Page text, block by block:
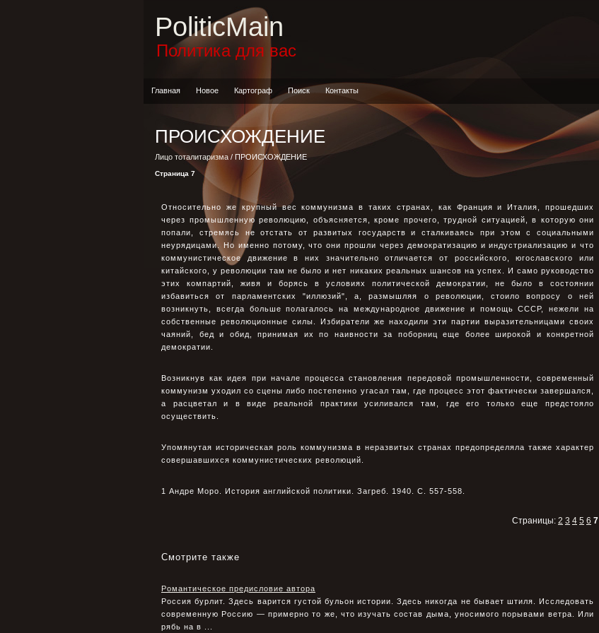
PoliticMain
Политика для вас
Главная Новое Картограф Поиск Контакты
ПРОИСХОЖДЕНИЕ
Лицо тоталитаризма / ПРОИСХОЖДЕНИЕ
Страница 7
Относительно же крупный вес коммунизма в таких странах, как Франция и Италия, прошедших
через промышленную революцию, объясняется, кроме прочего, трудной ситуацией, в которую они
попали, стремясь не отстать от развитых государств и сталкиваясь при этом с социальными
неурядицами. Но именно потому, что они прошли через демократизацию и индустриализацию и что
коммунистическое движение в них значительно отличается от российского, югославского или
китайского, у революции там не было и нет никаких реальных шансов на успех. И само руководство
этих компартий, живя и борясь в условиях политической демократии, не было в состоянии
избавиться от парламентских "иллюзий", а, размышляя о революции, стоило вопросу о ней
возникнуть, всегда больше полагалось на международное движение и помощь СССР, нежели на
собственные революционные силы. Избиратели же находили эти партии выразительницами своих
чаяний, бед и обид, принимая их по наивности за поборниц еще более широкой и конкретной
демократии.
Возникнув как идея при начале процесса становления передовой промышленности, современный
коммунизм уходил со сцены либо постепенно угасал там, где процесс этот фактически завершался,
а расцветал и в виде реальной практики усиливался там, где его только еще предстояло
осуществить.
Упомянутая историческая роль коммунизма в неразвитых странах предопределяла также характер
совершавшихся коммунистических революций.
1 Андре Моро. История английской политики. Загреб. 1940. С. 557-558.
Страницы: 2 3 4 5 6 7
Смотрите также
Романтическое предисловие автора
Россия бурлит. Здесь варится густой бульон истории. Здесь никогда не бывает штиля. Исследовать
современную Россию — примерно то же, что изучать состав дыма, уносимого порывами ветра. Или
рябь на в ...